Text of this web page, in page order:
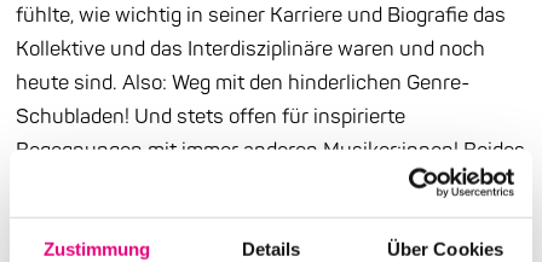
Zustimmung Details Über Cookies
fühlte, wie wichtig in seiner Karriere und Biografie das
Kollektive und das Interdisziplinäre waren und noch
heute sind. Also: Weg mit den hinderlichen Genre-
Schubladen! Und stets offen für inspirierte
Begegnungen mit immer anderen Musiker:innen! Beides
beschreibt bestens die traditionreiche „Carte blanche“,
die Ditzner seit vielen Jahren im Rahmen von Enjoy
Jazz kuratiert.